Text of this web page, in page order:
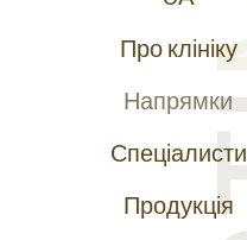
Про клініку
Напрямки
Спеціалисти
Продукція